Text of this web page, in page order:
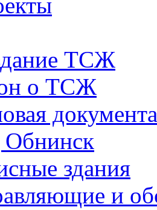
ТСЖ
о ТСЖ
Обнинск
здания
и